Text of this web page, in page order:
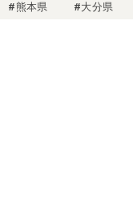
#熊本県 #大分県